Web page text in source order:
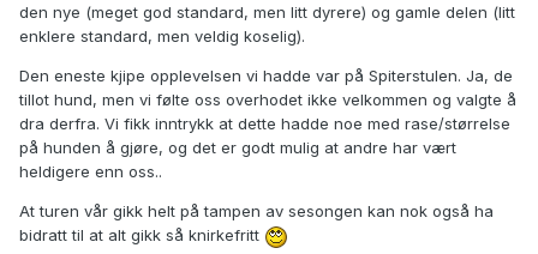
den nye (meget god standard, men litt dyrere) og gamle delen (litt
enklere standard, men veldig koselig).
Den eneste kjipe opplevelsen vi hadde var på Spiterstulen. Ja, de
tillot hund, men vi følte oss overhodet ikke velkommen og valgte å
dra derfra. Vi fikk inntrykk at dette hadde noe med rase/størrelse
på hunden å gjøre, og det er godt mulig at andre har vært
heldigere enn oss..
At turen vår gikk helt på tampen av sesongen kan nok også ha
bidratt til at alt gikk så knirkefritt